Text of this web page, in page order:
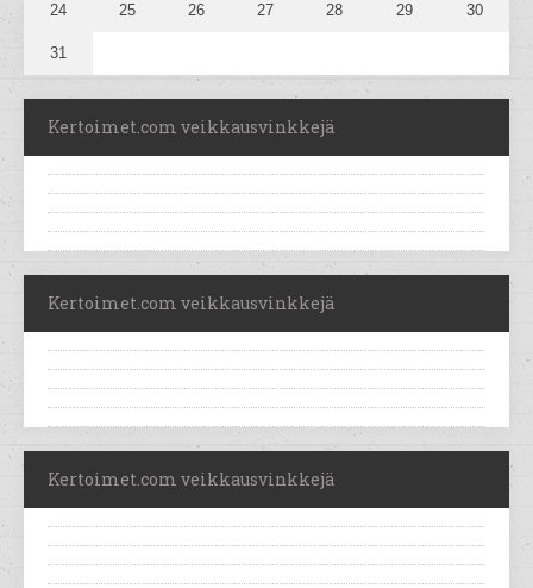
24 25 26 27 28 29 30
31
Kertoimet.com veikkausvinkkejä
Kertoimet.com veikkausvinkkejä
Kertoimet.com veikkausvinkkejä